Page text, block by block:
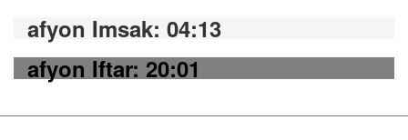
afyon Imsak: 04:13
afyon Iftar: 20:01